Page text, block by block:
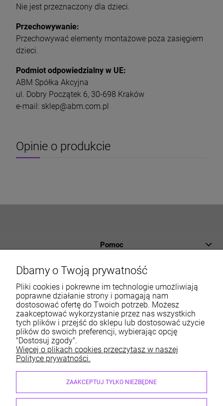
Nie jest przeznaczony dla dzieci.
Przechowywanie:
Przechowywać elementy montażowe poza zasięgiem
dzieci.
Podmiot odpowiedzialny w UE:
ABM Spółka Akcyjna
ul. Dobry Początek 6, 30-698 Kraków
e-mail: sklep@abm.com.pl
Opinie o produkcie
Pomoc
Płatności i dostawa
Informacje
O nas
Moje konto
Sklep internetowy ABM Wyposażamy Sklepy | ul. Dobry
Początek 6, 30-798 Kraków
sklep@abm.com.pl| 667 004 622, 515 212 597
Dbamy o Twoją prywatność
Pliki cookies i pokrewne im technologie umożliwiają
poprawne działanie strony i pomagają nam
dostosować ofertę do Twoich potrzeb. Możesz
zaakceptować wykorzystanie przez nas wszystkich
tych plików i przejść do sklepu lub dostosować użycie
plików do swoich preferencji, wybierając opcję
"Dostosuj zgody".
Więcej o plikach cookies przeczytasz w naszej
Polityce prywatności.
ZAAKCEPTUJ TYLKO NIEZBĘDNE